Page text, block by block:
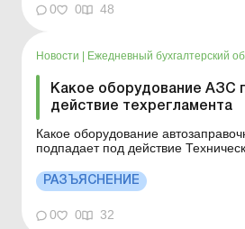
ли о...
0 0 48
Новости | Ежедневный бухгалтерский
Какое оборудование АЗС
действие техрегламента
Какое оборудование
подпадает под действие
для применения в потенциально
среде? Больше по теме: Профессии в сфере
здравоохранения: новации от Минздрава
аптеку Основной целью Тех...
РАЗЪЯСНЕНИЕ
0 0 32